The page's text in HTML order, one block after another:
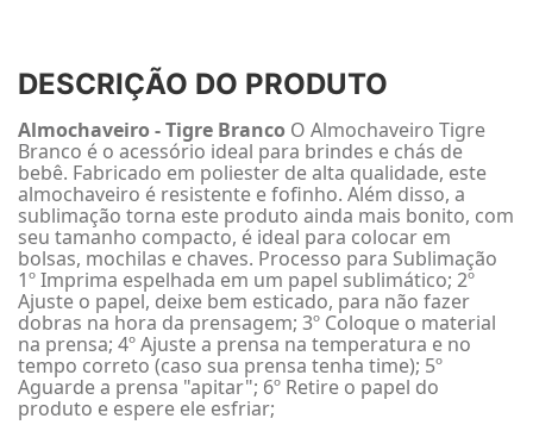
DESCRIÇÃO DO PRODUTO
Almochaveiro - Tigre Branco O Almochaveiro Tigre
Branco é o acessório ideal para brindes e chás de
bebê. Fabricado em poliester de alta qualidade, este
almochaveiro é resistente e fofinho. Além disso, a
sublimação torna este produto ainda mais bonito, com
seu tamanho compacto, é ideal para colocar em
bolsas, mochilas e chaves. Processo para Sublimação
1º Imprima espelhada em um papel sublimático; 2º
Ajuste o papel, deixe bem esticado, para não fazer
dobras na hora da prensagem; 3º Coloque o material
na prensa; 4º Ajuste a prensa na temperatura e no
tempo correto (caso sua prensa tenha time); 5º
Aguarde a prensa "apitar"; 6º Retire o papel do
produto e espere ele esfriar;